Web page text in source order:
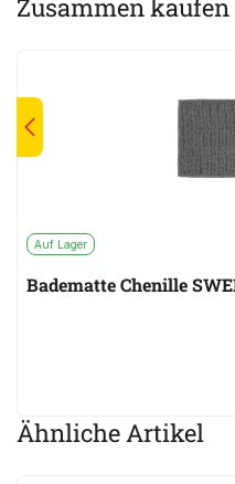
Zusammen
Auf Lager
Badematte Chenille
Ähnliche Artikel